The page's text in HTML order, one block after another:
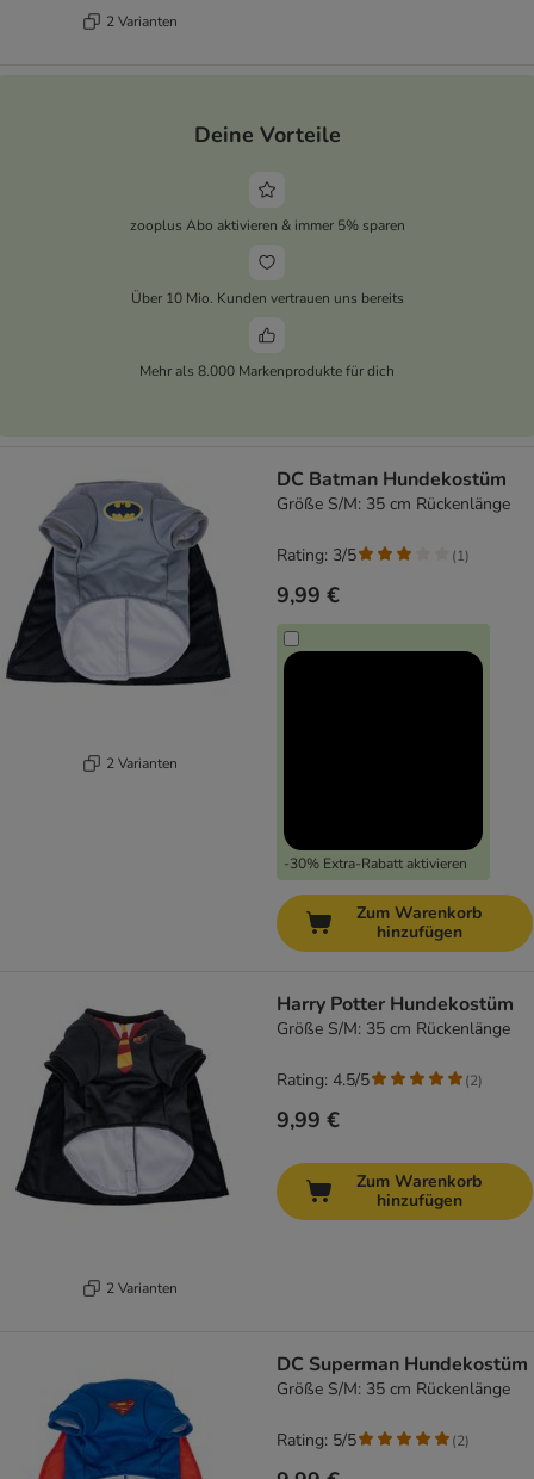
2 Varianten
Deine Vorteile
zooplus Abo aktivieren & immer 5% sparen
Über 10 Mio. Kunden vertrauen uns bereits
Mehr als 8.000 Markenprodukte für dich
2 Varianten
DC Batman Hundekostüm
Größe S/M: 35 cm Rückenlänge
9,99 €
-30% Extra-Rabatt aktivieren
Rating: 3/5 (1)
Zum Warenkorb
hinzufügen
2 Varianten
Harry Potter Hundekostüm
Größe S/M: 35 cm Rückenlänge
9,99 €
Rating: 4.5/5 (2)
Zum Warenkorb
hinzufügen
DC Superman Hundekostüm
Größe S/M: 35 cm Rückenlänge
Rating: 5/5 (2)